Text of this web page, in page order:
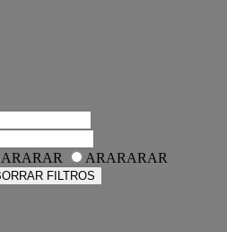
ARARAR ARARARAR
FILTROS